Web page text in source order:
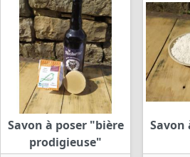
Savon à poser "bière
prodigieuse"
Savon